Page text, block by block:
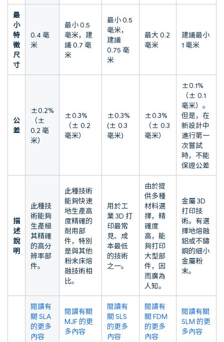
最
小
特
徵
尺
寸
0.4 毫
米
最小 0.5
毫米，建
議 0.7 毫
米
最小 0.5
毫米，
建議
0.75 毫
米
最大 0.2
毫米
建議最小
1 毫米
公
差
±0.2%
（±
0.2 毫
米）
±0.3%
（± 0.2
毫米）
±0.3%
(± 0.3
毫米)
±0.3%
（± 0.3
毫米）
±0.1%
（± 0.1
毫米）。
但是，在
新設計中
進行第一
次嘗試
時，不能
保證公差
描
述
說
明
此種技
術能夠
生產極
其精確
的高分
辨率部
件。
此種技術
能夠快速
地生產高
度精確的
耐用部
件，特別
是與其他
粉末床熔
融技術相
比。
用於工
業 3D 打
印最常
見、成
本最低
的技術
之一。
由於提
供多種
材料選
擇，精
確度
高，能
夠打印
大型部
件，因
而廣為
人知。
金屬 3D
打印技
術。有選
擇地熔融
鋁或不鏽
鋼的細小
金屬粉
末。
閱讀有
關 SLA
的更多
內容
閱讀有關
MJF 的更
多內容
閱讀有
關 SLS
的更多
內容
閱讀有
關 FDM
的更多
內容
閱讀有關
SLM 的更
多內容